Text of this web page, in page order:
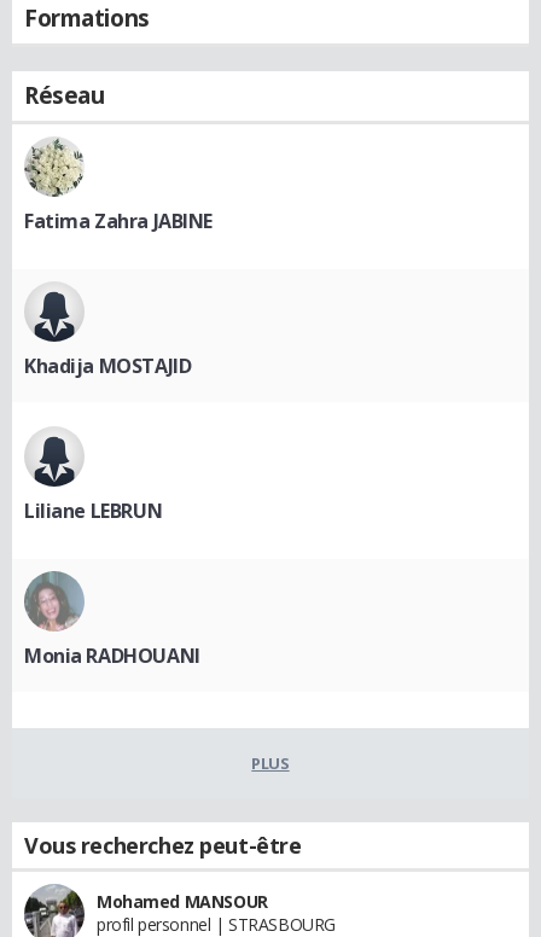
Formations
Réseau
Fatima Zahra JABINE
Khadija MOSTAJID
Liliane LEBRUN
Monia RADHOUANI
PLUS
Vous recherchez peut-être
Mohamed MANSOUR
profil personnel | STRASBOURG